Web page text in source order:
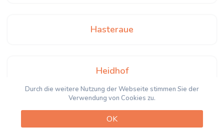
Hasteraue
Heidhof
Heintjeshammer
Durch die weitere Nutzung der Webseite stimmen Sie der
Verwendung von Cookies zu.
OK